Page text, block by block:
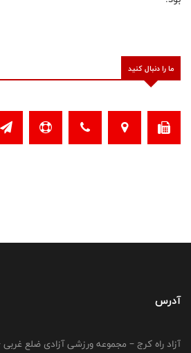
ما را دنبال کنید
آدرس
آزاد راه کرج – مجموعه ورزشی آزادی ضلع